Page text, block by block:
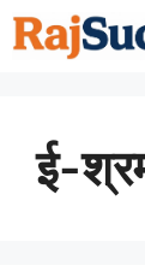
Skip
to
ई-